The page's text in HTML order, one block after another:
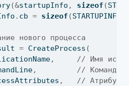
(&startupInfo , sizeof (
. cb = sizeof (STARTUPINFO
нового процесса
= CreateProcess (
,
// Имя
,
//
,
// Атрибуты